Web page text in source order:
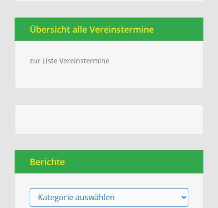
Übersicht alle Vereinstermine
zur Liste Vereinstermine
Berichte
Berichte